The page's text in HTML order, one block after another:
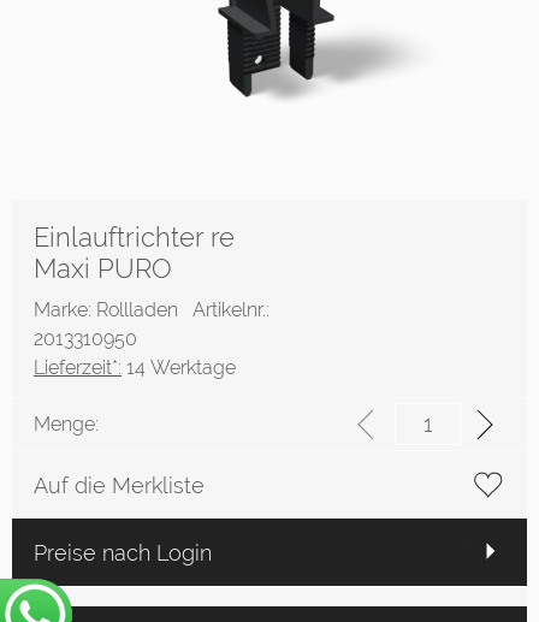
Einlauftrichter re
Maxi PURO
Marke: Rollladen Artikelnr.:
2013310950
Lieferzeit*: 14 Werktage
Menge:
Auf die Merkliste
Preise nach Login